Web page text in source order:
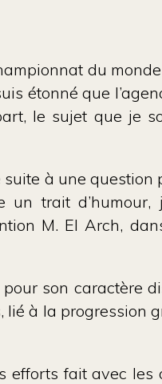
du
étonné que
le sujet que je
à une question
trait d’humour,
M. El Arch,
son caractère
lié à la progression
efforts fait avec